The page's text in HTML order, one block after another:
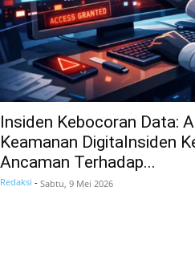
Insiden Kebocoran Data:
Keamanan Digitalnsiden
Ancaman Terhadap...
Redaksi - Sabtu, 9 Mei 2026